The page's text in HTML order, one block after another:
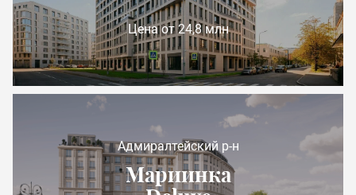
Цена от 24,8 млн
Адмиралтейский р-н
Мариинка